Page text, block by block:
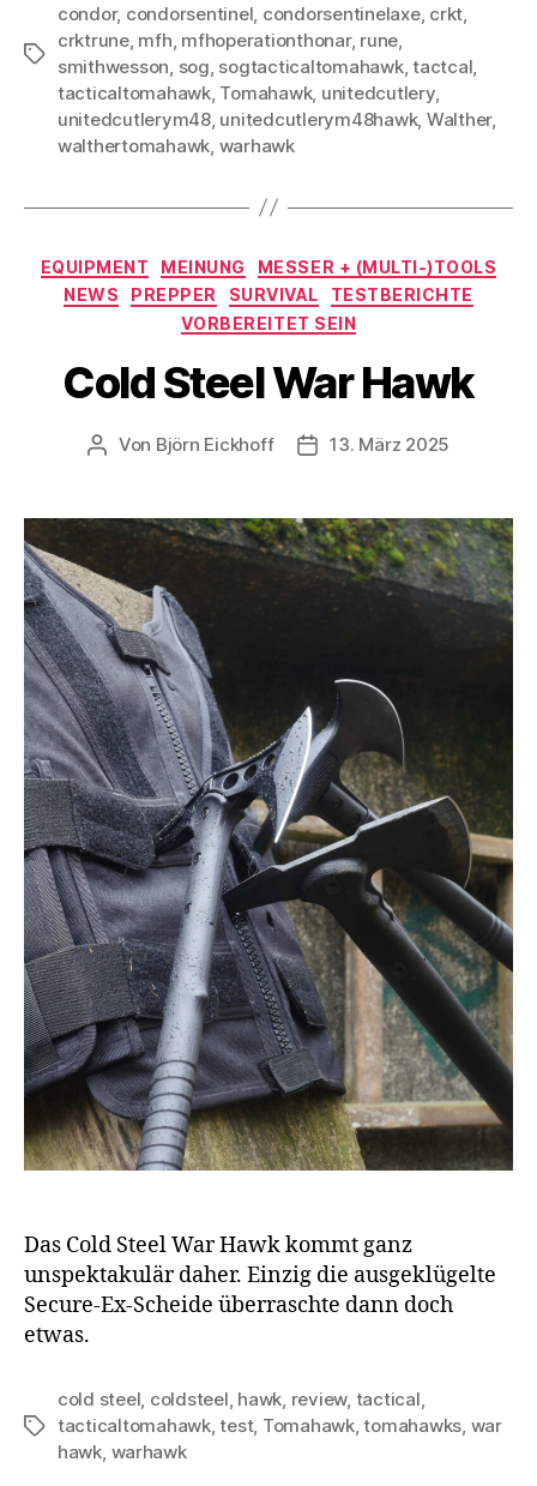
Schlagwörter
condor, condorsentinel condorsentinelaxe, crkt
crktrune, mfh mfhoperationthonar, rune
smithwesson sog sogtacticaltomahawk,tactcal
tacticaltomahawk, Tomahawk, unitedcutlery,
unitedcutlerym48, unitedcutlerym48hawk, Walther,
walthertomahawk warhawk
Kategorien
EQUIPMENT MEINUNG
MESSER + (MULTI-)TOOLS
NEWS
PREPPER SURVIVAL
TESTBERICHTE
VORBEREITET SEIN
Cold Steel War Hawk
Beitragsautor
Von Björn Eickhoff Veröffentlichungsdatum
13. März 2025
Das Cold Steel War Hawk kommt ganz
unspektakulär daher. Einzig die ausgeklügelte
Secure-Ex-Scheide überraschte dann doch
etwas.
Schlagwörter
cold steel, coldsteel, hawk, review, tactical,
tacticaltomahawk,test, Tomahawk,tomahawks, war
hawk, warhawk